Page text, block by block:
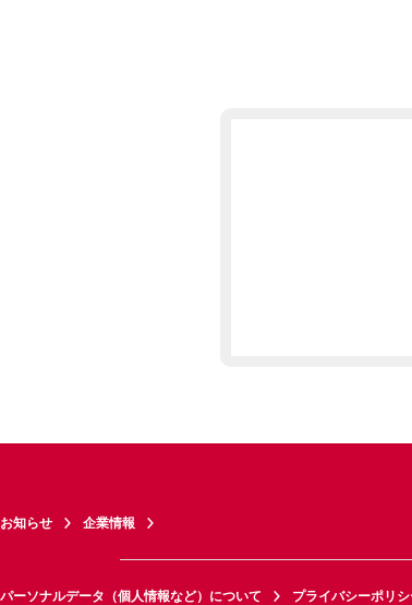
お知らせ 企業情報
パーソナルデータ（個人情報など）について プライバシーポリ